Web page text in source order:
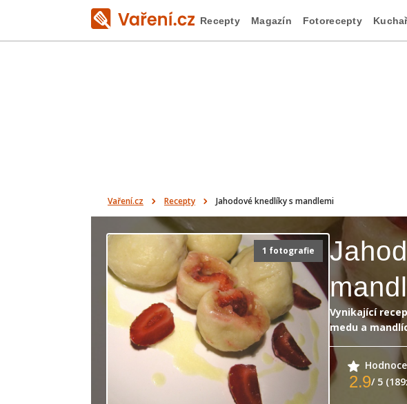
Recepty Magazín Fotorecepty
Vaření.cz Recepty Jahodové knedlíky s mandlemi
1 fotografie
Vynikající
medu a
2.9/ 5